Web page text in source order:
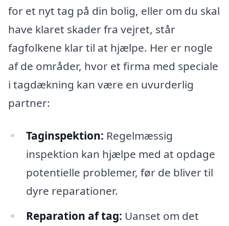
for et nyt tag på din bolig, eller om du skal
have klaret skader fra vejret, står
fagfolkene klar til at hjælpe. Her er nogle
af de områder, hvor et firma med speciale
i tagdækning kan være en uvurderlig
partner:
Taginspektion: Regelmæssig
inspektion kan hjælpe med at opdage
potentielle problemer, før de bliver til
dyre reparationer.
Reparation af tag: Uanset om det